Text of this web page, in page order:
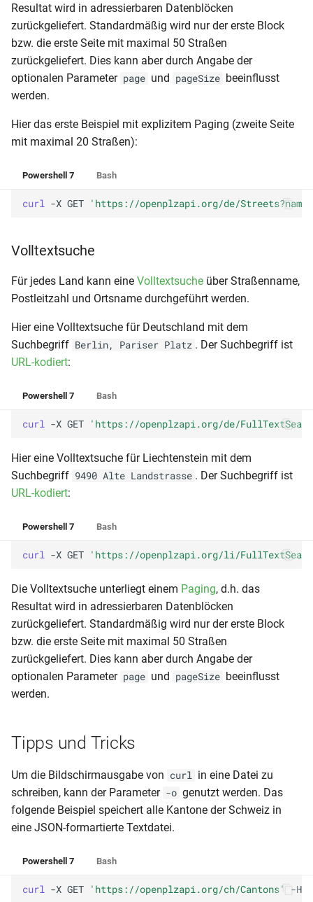
Resultat wird in adressierbaren Datenblöcken
zurückgeliefert. Standardmäßig wird nur der erste Block
bzw. die erste Seite mit maximal 50 Straßen
zurückgeliefert. Dies kann aber durch Angabe der
optionalen Parameter page und pageSize beeinflusst
werden.
Hier das erste Beispiel mit explizitem Paging (zweite Seite
mit maximal 20 Straßen):
Powershell 7 Bash
curl -X GET 'https://openplzapi.org/de/
Volltextsuche
Für jedes Land kann eine Volltextsuche über Straßenname,
Postleitzahl und Ortsname durchgeführt werden.
Hier eine Volltextsuche für Deutschland mit dem
Suchbegriff Berlin, Pariser Platz . Der Suchbegriff ist
URL-kodiert:
Powershell 7 Bash
curl -X GET 'https://openplzapi.org/de/
Hier eine Volltextsuche für Liechtenstein mit dem
Suchbegriff 9490 Alte Landstrasse . Der Suchbegriff ist
URL-kodiert:
Powershell 7 Bash
curl -X GET 'https://openplzapi.org/li/
Die Volltextsuche unterliegt einem Paging, d.h. das
Resultat wird in adressierbaren Datenblöcken
zurückgeliefert. Standardmäßig wird nur der erste Block
bzw. die erste Seite mit maximal 50 Straßen
zurückgeliefert. Dies kann aber durch Angabe der
optionalen Parameter page und pageSize beeinflusst
werden.
Tipps und Tricks
Um die Bildschirmausgabe von curl in eine Datei zu
schreiben, kann der Parameter -o genutzt werden. Das
folgende Beispiel speichert alle Kantone der Schweiz in
eine JSON-formartierte Textdatei.
Powershell 7 Bash
curl -X GET 'https://openplzapi.org/ch/Cantons' -H